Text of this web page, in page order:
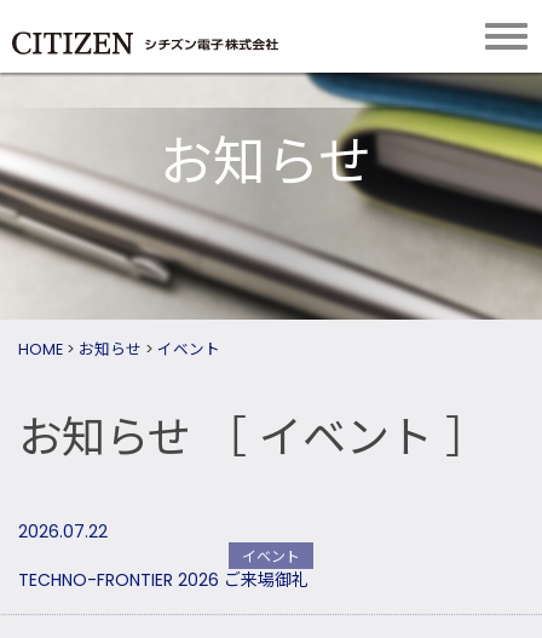
お知らせ
HOME > お知らせ > イベント
お知らせ ［ イベント ］
2026.07.22
イベント
TECHNO-FRONTIER 2026 ご来場御礼